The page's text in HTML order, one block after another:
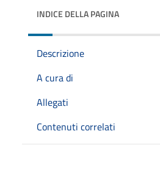
INDICE DELLA PAGINA
Descrizione
A cura di
Allegati
Contenuti correlati